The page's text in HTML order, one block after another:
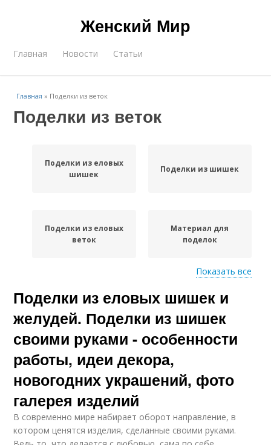
Женский Мир
Главная Новости Статьи
Главная » Поделки из веток
Поделки из веток
Поделки из еловых
шишек
Поделки из шишек
Поделки из еловых
веток
Материал для
поделок
Звездочка из веток
Поделки для
украшения
Осенние поделки
материала
Показать все
Поделки из еловых шишек и
желудей. Поделки из шишек
своими руками - особенности
работы, идеи декора,
новогодних украшений, фото
галерея изделий
В современно мире набирает оборот направление, в
котором ценятся изделия, сделанные своими руками.